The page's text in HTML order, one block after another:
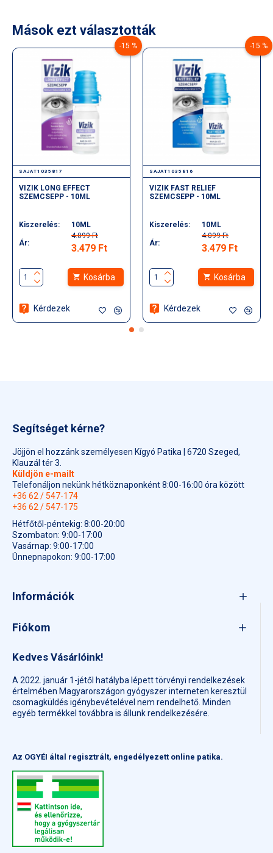
Mások ezt választották
-15 %
SAJAT1035817
VIZIK LONG EFFECT
SZEMCSEPP - 10ML
Kiszerelés: 10ML
Ár:
4.099 Ft
3.479 Ft
Kosárba
Kérdezek
-15 %
SAJAT1035816
VIZIK FAST RELIEF
SZEMCSEPP - 10ML
Kiszerelés: 10ML
Ár:
4.099 Ft
3.479 Ft
Kosárba
Kérdezek
Segítséget kérne?
Jöjjön el hozzánk személyesen Kígyó Patika | 6720 Szeged,
Klauzál tér 3.
Küldjön e-mailt
Telefonáljon nekünk hétköznaponként 8:00-16:00 óra között
+36 62 / 547-174
+36 62 / 547-175
Hétfőtől-péntekig: 8:00-20:00
Szombaton: 9:00-17:00
Vasárnap: 9:00-17:00
Ünnepnapokon: 9:00-17:00
Információk
Fiókom
Kedves Vásárlóink!
A 2022. január 1-jétől hatályba lépett törvényi rendelkezések
értelmében Magyarországon gyógyszer interneten keresztül
csomagküldés igénybevételével nem rendelhető. Minden
egyéb termékkel továbbra is állunk rendelkezésére.
Az OGYÉI által regisztrált, engedélyezett online patika.